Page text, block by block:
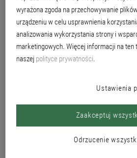
jako izolacja perymetryczna do 3 m pod
wyrażona zgoda na przechowywanie
urządzeniu w celu usprawnienia
analizowania wykorzystania strony i
marketingowych. Więcej informacji na ten
naszej polityce prywatności.
Ustawienia
Odrzucenie
Zaakceptuj